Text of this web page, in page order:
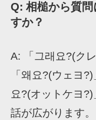
Q: 相槌から質問
すか？
A: 「그래요?(ク
「왜요?(ウェヨ
요?(オットケヨ
話が広がります。